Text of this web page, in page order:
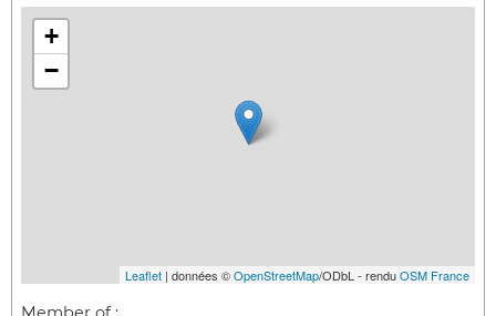
+
−
Leaflet | données ©OpenStreetMap/ODbL - renduOSM France